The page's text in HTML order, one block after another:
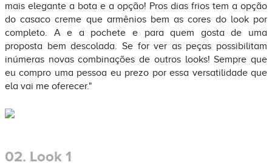
mais elegante a bota e a opção! Pros dias frios tem a opção
do casaco creme que armênios bem as cores do look por
completo. A e a pochete e para quem gosta de uma
proposta bem descolada. Se for ver as peças possibilitam
inúmeras novas combinações de outros looks! Sempre que
eu compro uma pessoa eu prezo por essa versatilidade que
ela vai me oferecer."
02. Look 1